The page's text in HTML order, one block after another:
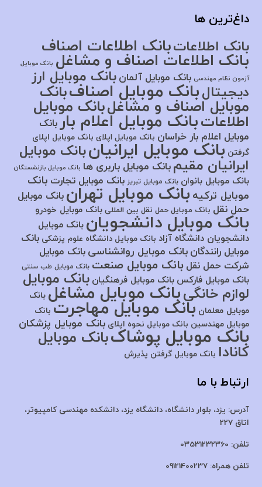
داغ‌ترین ها
بانک اطلاعاتبانک اطلاعات اصناف
بانک اطلاعات اصناف و مشاغل بانک موبایل
آزمون نظام مهندسی بانک موبایل آلمان بانک موبایل ارز
دیجیتالبانک موبایل اصنافبانک
موبایل اصناف و مشاغلبانک موبایل
اطلاعاتبانک موبایل اعلام بار بانک
موبایل اعلام بار خراسان بانک موبایل اپلای بانک موبایل اپلای
گرفتن بانک موبایل ایرانیانبانک موبایل
ایرانیان مقیم بانک موبایل باربری ها بانک موبایل بازنشستگان
بانک موبایل بانوان بانک موبایل تبریز بانک موبایل تجارت بانک
موبایل ترکیه بانک موبایل تهران بانک موبایل
حمل نقل بانک موبایل حمل نقل بین المللی بانک موبایل خودرو
بانک موبایل دانشجویان بانک موبایل
دانشجویان دانشگاه آزاد بانک موبایل دانشگاه علوم پزشکی بانک
موبایل رانندگان بانک موبایل روانشناسی بانک موبایل
شرکت حمل نقل بانک موبایل صنعت بانک موبایل طب سنتی
بانک موبایل فارکس بانک موبایل فرهنگیان بانک موبایل
لوازم خانگیبانک موبایل مشاغلبانک
موبایل معلمان بانک موبایل مهاجرت بانک
موبایل مهندسین بانک موبایل نحوه اپلای بانک موبایل پزشکان
بانک موبایل پوشاکبانک موبایل
کانادا بانک موبایل گرفتن پذیرش
ارتباط با ما
آدرس: یزد، بلوار دانشگاه، دانشگاه یزد،دانشکده مهندسی کامپیوتر،
اتاق 227
تلفن: 03531232360
تلفن همراه: 09121400237